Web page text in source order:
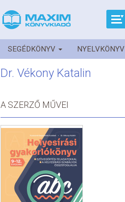
SEGÉDKÖNYV NYELVKÖNYV
Dr. Vékony Katalin
A SZERZŐ MŰVEI